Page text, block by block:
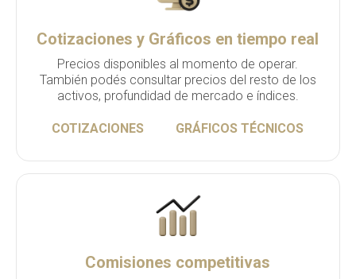
Cotizaciones y Gráficos en tiempo real
Precios disponibles al momento de operar.
También podés consultar precios del resto de los
activos, profundidad de mercado e índices.
COTIZACIONES GRÁFICOS TÉCNICOS
Comisiones competitivas